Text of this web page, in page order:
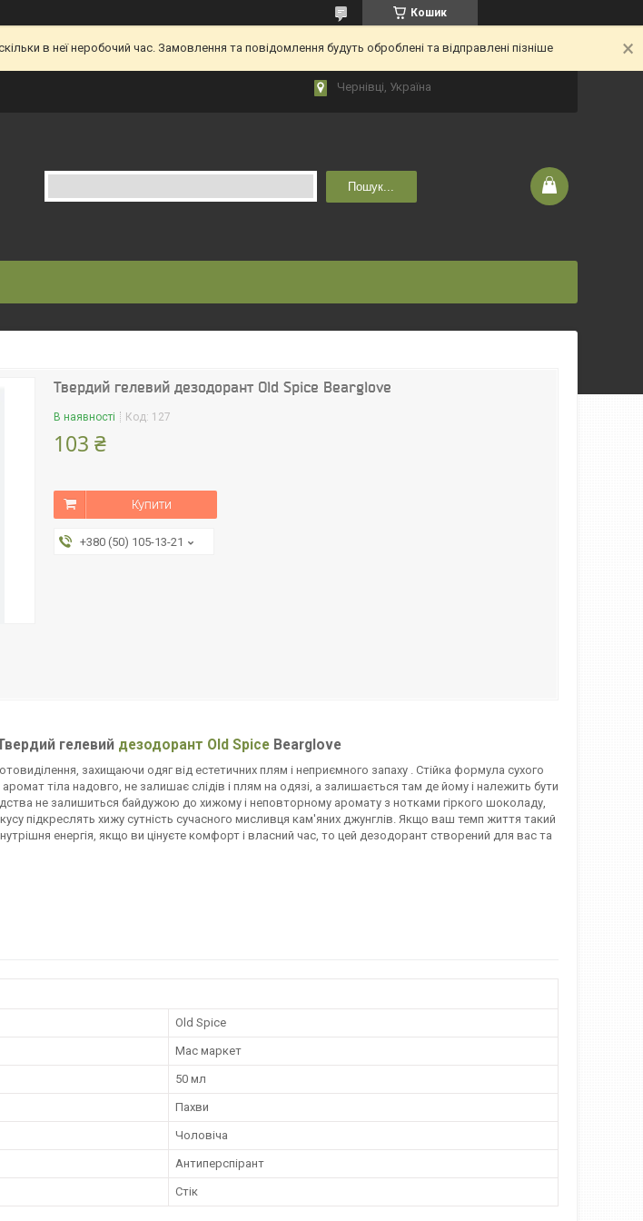
Кошик
в неї неробочий час. Замовлення та повідомлення будуть оброблені та відправлені пізніше
Чернівці, Україна
Пошук...
Твердий гелевий дезодорант Old Spice Bearglove
В наявності Код: 127
103 ₴
Купити
+380 (50) 105-13-21
гелевий дезодорант Old Spice Bearglove
захищаючи одяг від естетичних плям і неприємного запаху . Стійка формула сухого
тіла надовго, не залишає слідів і плям на одязі, а залишається там де йому і належить бути
не залишиться байдужою до хижому і неповторному аромату з нотками гіркого шоколаду,
підкреслять хижу сутність сучасного мисливця кам'яних джунглів. Якщо ваш темп життя такий
енергія, якщо ви цінуєте комфорт і власний час, то цей дезодорант створений для вас та
Old Spice
Мас маркет
50 мл
Пахви
Чоловіча
Антиперспірант
Стік